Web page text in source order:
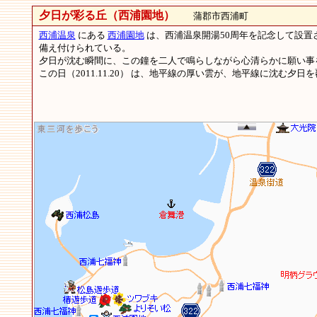
夕日が彩る丘（西浦園地）
蒲郡市西浦町
西浦温泉 にある 西浦園地は、西浦温泉開湯50周年を記念して設置
備え付けられている。
夕日が沈む瞬間に、この鐘を二人で鳴らしながら心清らかに願い
この日（2011.11.20） は、地平線の厚い雲が、地平線に沈む夕日